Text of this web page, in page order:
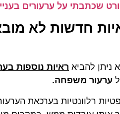
שכתבתי על ערעורים
חדשות לא
ניתן להביא ראיות נוספות
ערעור משפחה.
רלוונטיות בערכאת
מגוונים
חוץ
ניב
לפני שאתחיל
כבר מהפגישה
ובלאגן. היה
ובכל זמן
אחר בחיים
ממקום בטוח